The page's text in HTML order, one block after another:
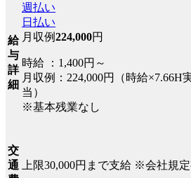
給
与
詳
細
週払い
日払い
月収例224,000円
時給 ：1,400円～
月収例：224,000円（時給×7.66H
当）
※基本残業なし
交
通
上限30,000円まで支給 ※会社規定